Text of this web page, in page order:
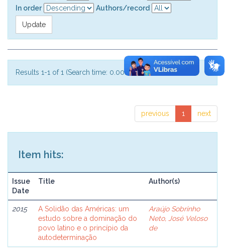
In order
Authors/record
Results 1-1 of 1 (Search time: 0.002 seconds).
previous 1 next
Item hits:
Issue
Date
Title Author(s)
2015
A Solidão das Américas: um
estudo sobre a dominação do
povo latino e o princípio da
autodeterminação
Araújo Sobrinho
Neto, José Veloso
de